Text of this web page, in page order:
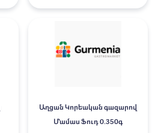
Աղցան Կորեական գազարով
Մամաս Ֆուդ 0.350գ